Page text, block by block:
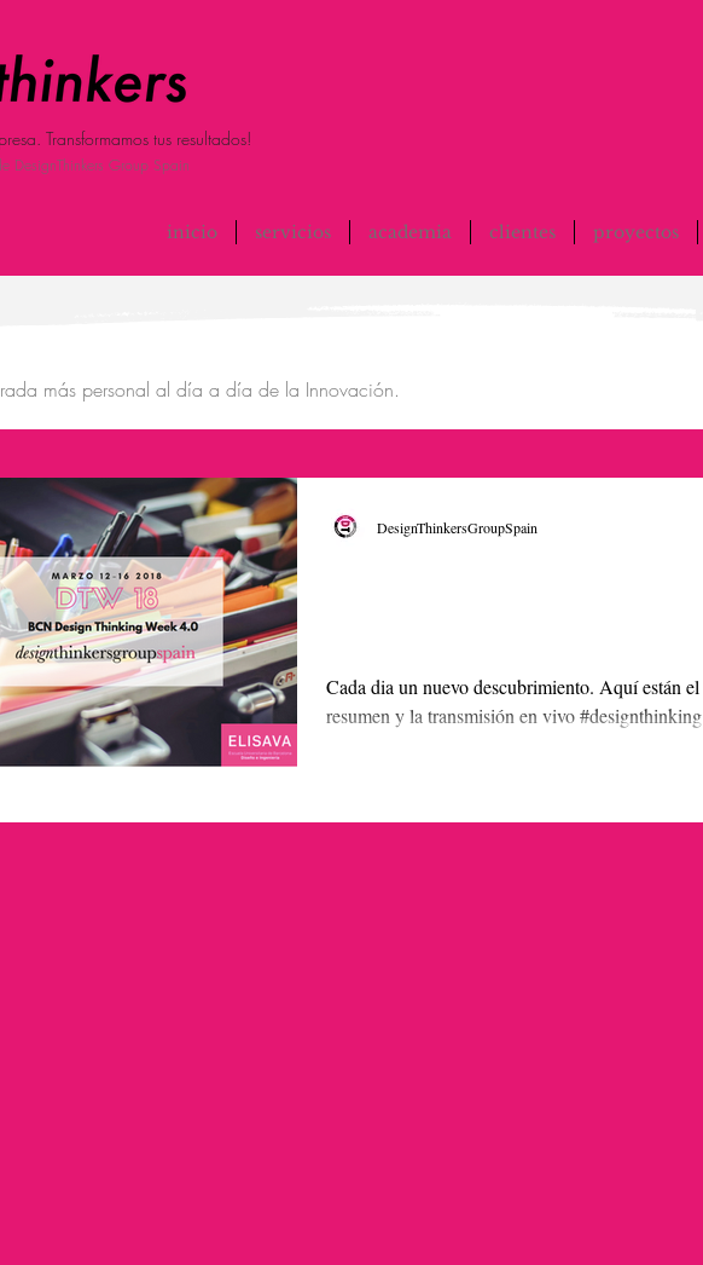
Transformamos tus resultados!
DesignThinkers Group Spain
inicio servicios academia clientes proyectos
más personal al día a día de la Innovación.
Cada dia un nuevo descubrimiento. Aquí están el
resumen y la transmisión en vivo #designthinking
DesignThinkersGroupSpain